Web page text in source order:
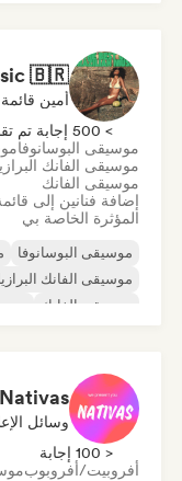
أمين
> 500 إجابة تم تقديمها
موسيقى البوسانوفا
موسيقى الفانك
موسيقى الفانك
إضافة فنانين إلى
المؤثرة الخاصة بي
موسيقى البوسانوفا
موسيقى الفانك
موسيقى الفانك
Nativas -
وسائل
< 100 إجابة
أفروبيت/أفروبوب